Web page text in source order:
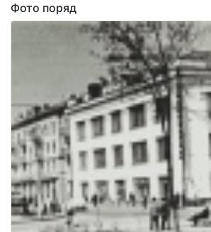
Фото поряд
Share this widget